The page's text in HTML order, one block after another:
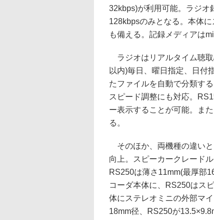
32kbps)が利用可能。ラジ
128kbpsのみとなる。本体
も備える。記録メディアは
ラジオはリアルタイム聴
以内)毎日、曜日指定、日付
たファイルを自動で分類す
スピード調整にも対応。
ー表示することが可能。ま
る。
そのほか、両機種の違い
向上。スピーカークレード
RS250は薄さ11mm(最厚部
コーダ本体に、RS250はス
体にステレオミニの外部マ
18mm径、RS250が